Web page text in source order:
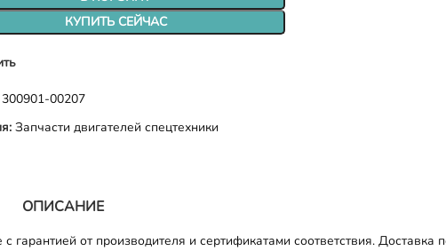
КУПИТЬ СЕЙЧАС
300901-00207
Запчасти двигателей спецтехники
ОПИСАНИЕ
от производителя и сертификатами соответствия. Доставка